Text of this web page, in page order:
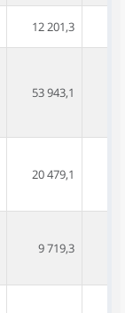
12 201,3
53 943,1
20 479,1
9 719,3